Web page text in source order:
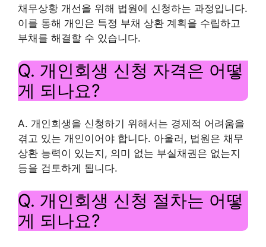
채무상황 개선을 위해 법원에 신청하는 과정입니다.
이를 통해 개인은 특정 부채 상환 계획을 수립하고
부채를 해결할 수 있습니다.
Q. 개인회생 신청 자격은 어떻
게 되나요?
A. 개인회생을 신청하기 위해서는 경제적 어려움을
겪고 있는 개인이어야 합니다. 아울러, 법원은 채무
상환 능력이 있는지, 의미 없는 부실채권은 없는지
등을 검토하게 됩니다.
Q. 개인회생 신청 절차는 어떻
게 되나요?